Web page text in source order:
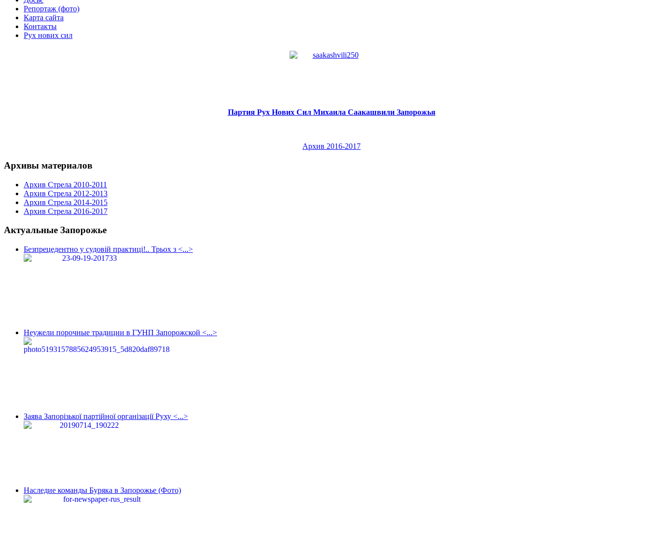
Репортаж (фото)
Карта сайта
Контакты
Рух нових сил
Партия Рух Нових Сил Михаила Саакашвили Запорожья
Архив 2016-2017
Архивы материалов
Архив Стрела 2010-2011
Архив Стрела 2012-2013
Архив Стрела 2014-2015
Архив Стрела 2016-2017
Актуальные Запорожье
Безпрецедентно у судовій практиці!.. Трьох з <...>
Неужели порочные традиции в ГУНП Запорожской <...>
Заява Запорізької партійної організації Руху <...>
Наследие команды Буряка в Запорожье (Фото)